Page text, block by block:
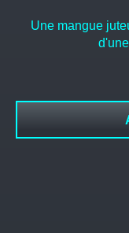
Une mangue